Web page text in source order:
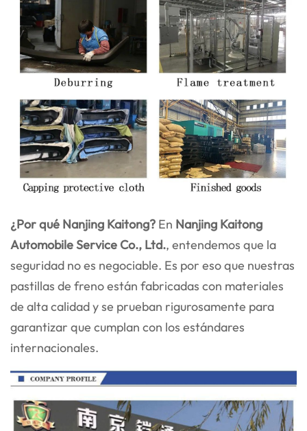
¿Por qué Nanjing Kaitong? En Nanjing Kaitong
Automobile Service Co., Ltd., entendemos que la
seguridad no es negociable. Es por eso que nuestras
pastillas de freno están fabricadas con materiales
de alta calidad y se prueban rigurosamente para
garantizar que cumplan con los estándares
internacionales.